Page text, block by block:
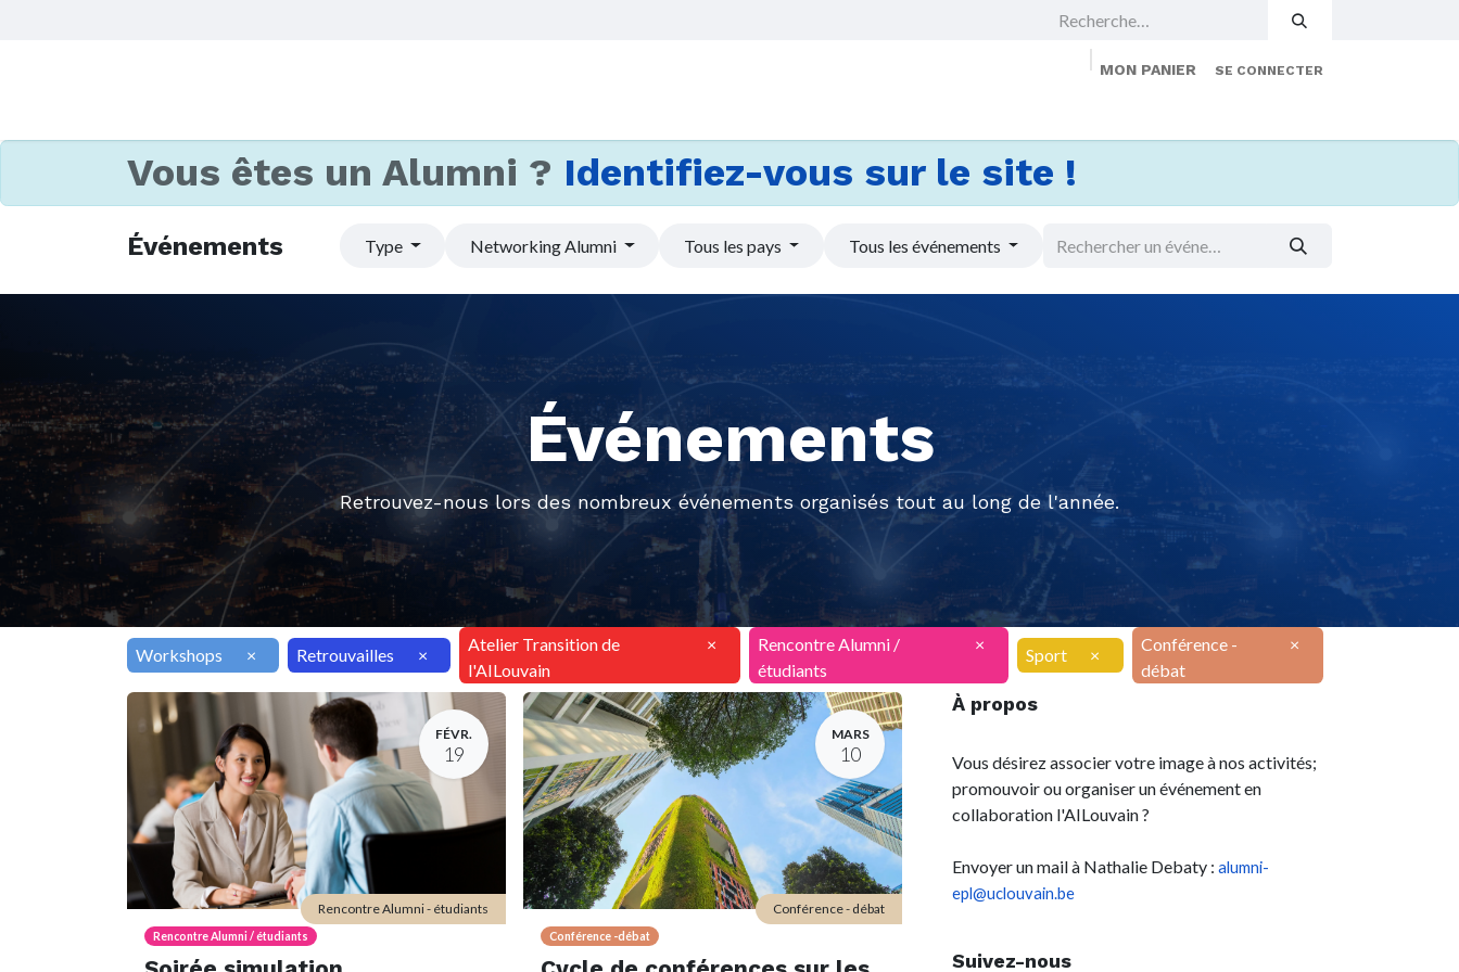
MON PANIER SE CONNECTER
Vous êtes un Alumni ? Identifiez-vous sur le site !
Événements Type Networking Alumni Tous les pays Tous les événements
Événements
Retrouvez-nous lors des nombreux événements organisés tout au long de l'année.
Workshops × Retrouvailles ×
Atelier Transition de
l'AILouvain
×
Rencontre Alumni /
étudiants
×
Sport ×
Conférence -
débat
×
FÉVR.
19
Rencontre Alumni / étudiants
Rencontre Alumni - étudiants
MARS
10
Conférence -débat
Conférence - débat
À propos
Vous désirez associer votre image à nos activités;
promouvoir ou organiser un événement en
collaboration l'AILouvain ?
Envoyer un mail à Nathalie Debaty : alumni-
epl@uclouvain.be
Suivez-nous